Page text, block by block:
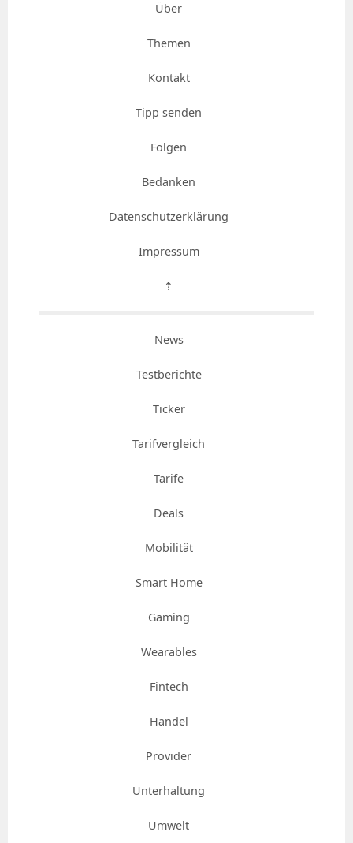
Über
Themen
Kontakt
Tipp senden
Folgen
Bedanken
Datenschutzerklärung
Impressum
⇡
News
Testberichte
Ticker
Tarifvergleich
Tarife
Deals
Mobilität
Smart Home
Gaming
Wearables
Fintech
Handel
Provider
Unterhaltung
Umwelt